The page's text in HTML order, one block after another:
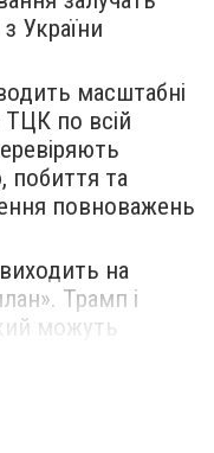
України
масштабні
по всій
побиття та
повноважень
на
Трамп і
можуть